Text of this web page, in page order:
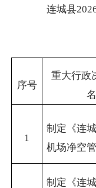
连城县
序号
重大行政
1
制定《连
机场净空
制定《连